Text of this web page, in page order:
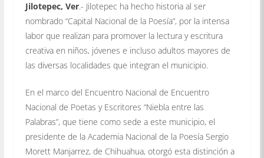
Jilotepec, Ver.- Jilotepec ha hecho historia al ser
nombrado “Capital Nacional de la Poesía”, por la intensa
labor que realizan para promover la lectura y escritura
creativa en niños, jóvenes e incluso adultos mayores de
las diversas localidades que integran el municipio.
En el marco del Encuentro Nacional de Encuentro
Nacional de Poetas y Escritores “Niebla entre las
Palabras”, que tiene como sede a este municipio, el
presidente de la Academia Nacional de la Poesía Sergio
Morett Manjarrez, de Chihuahua, otorgó esta distinción a